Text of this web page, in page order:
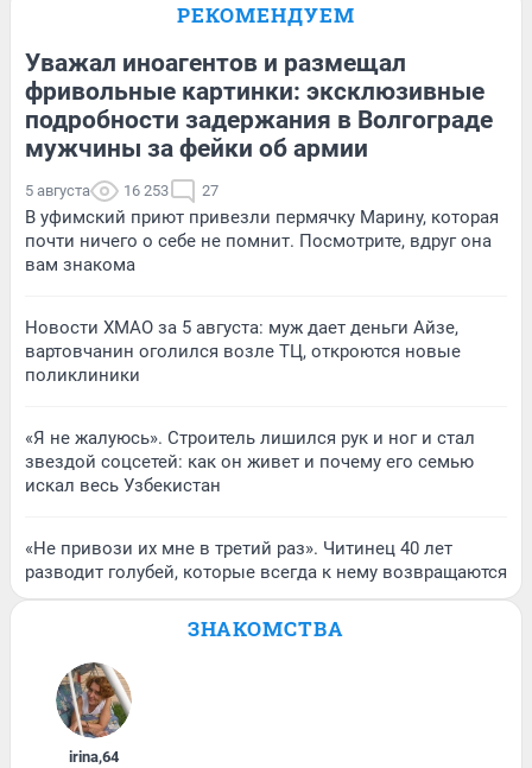
РЕКОМЕНДУЕМ
Уважал иноагентов и размещал
фривольные картинки: эксклюзивные
подробности задержания в Волгограде
мужчины за фейки об армии
5 августа 16 253 27
В уфимский приют привезли пермячку Марину, которая
почти ничего о себе не помнит. Посмотрите, вдруг она
вам знакома
Новости ХМАО за 5 августа: муж дает деньги Айзе,
вартовчанин оголился возле ТЦ, откроются новые
поликлиники
«Я не жалуюсь». Строитель лишился рук и ног и стал
звездой соцсетей: как он живет и почему его семью
искал весь Узбекистан
«Не привози их мне в третий раз». Читинец 40 лет
разводит голубей, которые всегда к нему возвращаются
ЗНАКОМСТВА
irina,64